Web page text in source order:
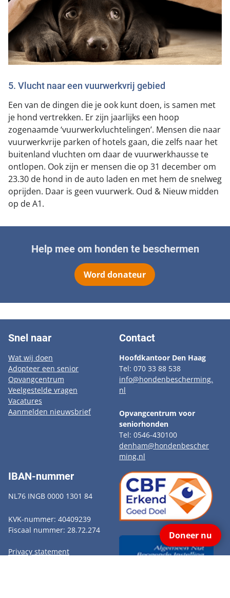
Doneer nu
5. Vlucht naar een vuurwerkvrij gebied
Een van de dingen die je ook kunt doen, is samen met
je hond vertrekken. Er zijn jaarlijks een hoop
zogenaamde ‘vuurwerkvluchtelingen’. Mensen die naar
vuurwerkvrije parken of hotels gaan, die zelfs naar het
buitenland vluchten om daar de vuurwerkhausse te
ontlopen. Ook zijn er mensen die op 31 december om
23.30 de hond in de auto laden en met hem de snelweg
oprijden. Daar is geen vuurwerk. Oud & Nieuw midden
op de A1.
Help mee om honden te beschermen
Word donateur
Snel naar
Wat wij doen
Adopteer een senior
Opvangcentrum
Veelgestelde vragen
Vacatures
Aanmelden nieuwsbrief
Contact
Hoofdkantoor Den Haag
Tel: 070 33 88 538
info@hondenbescherming.
nl
Opvangcentrum voor
seniorhonden
Tel: 0546-430100
denham@hondenbescher
ming.nl
IBAN-nummer
NL76 INGB 0000 1301 84
KVK-nummer: 40409239
Fiscaal nummer: 28.72.274
Privacy statement